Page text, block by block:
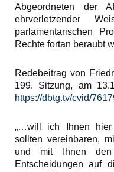
Abgeordneten der
ehrverletzender
parlamentarischen
Rechte fortan beraubt
Redebeitrag von
199. Sitzung, am
https://dbtg.tv/cvid/
„…will ich Ihnen hier
sollten vereinbaren,
und mit Ihnen
Entscheidungen auf